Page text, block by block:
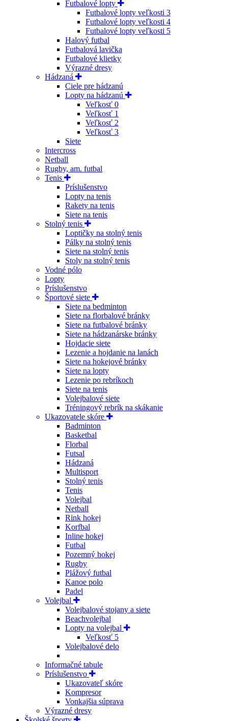
Futbalové lopty
Futbalové lopty veľkosti 3
Futbalové lopty veľkosti 4
Futbalové lopty veľkosti 5
Halový futbal
Futbalová lavička
Futbalové klietky
Výrazné dresy
Hádzaná
Ciele pre hádzanú
Lopty na hádzanú
Veľkosť 0
Veľkosť 1
Veľkosť 2
Veľkosť 3
Siete
Intercross
Netball
Rugby, am. futbal
Tenis
Príslušenstvo
Lopty na tenis
Rakety na tenis
Siete na tenis
Stolný tenis
Loptičky na stolný tenis
Pálky na stolný tenis
Siete na stolný tenis
Stoly na stolný tenis
Vodné pólo
Lopty
Príslušenstvo
Športové siete
Siete na bedminton
Siete na florbalové bránky
Siete na futbalové bránky
Siete na hádzanárske bránky
Hojdacie siete
Lezenie a hojdanie na lanách
Siete na hokejové bránky
Siete na lopty
Lezenie po rebríkoch
Siete na tenis
Volejbalové siete
Tréningový rebrík na skákanie
Ukazovatele skóre
Badminton
Basketbal
Florbal
Futsal
Hádzaná
Multisport
Stolný tenis
Tenis
Volejbal
Netball
Rink hokej
Korfbal
Inline hokej
Futbal
Pozemný hokej
Rugby
Plážový futbal
Kanoe polo
Padel
Volejbal
Volejbalové stojany a siete
Beachvolejbal
Lopty na volejbal
Veľkosť 5
Volejbalové delo
Informačné tabule
Príslušenstvo
Ukazovateľ skóre
Kompresor
Vonkajšia súprava
Výrazné dresy